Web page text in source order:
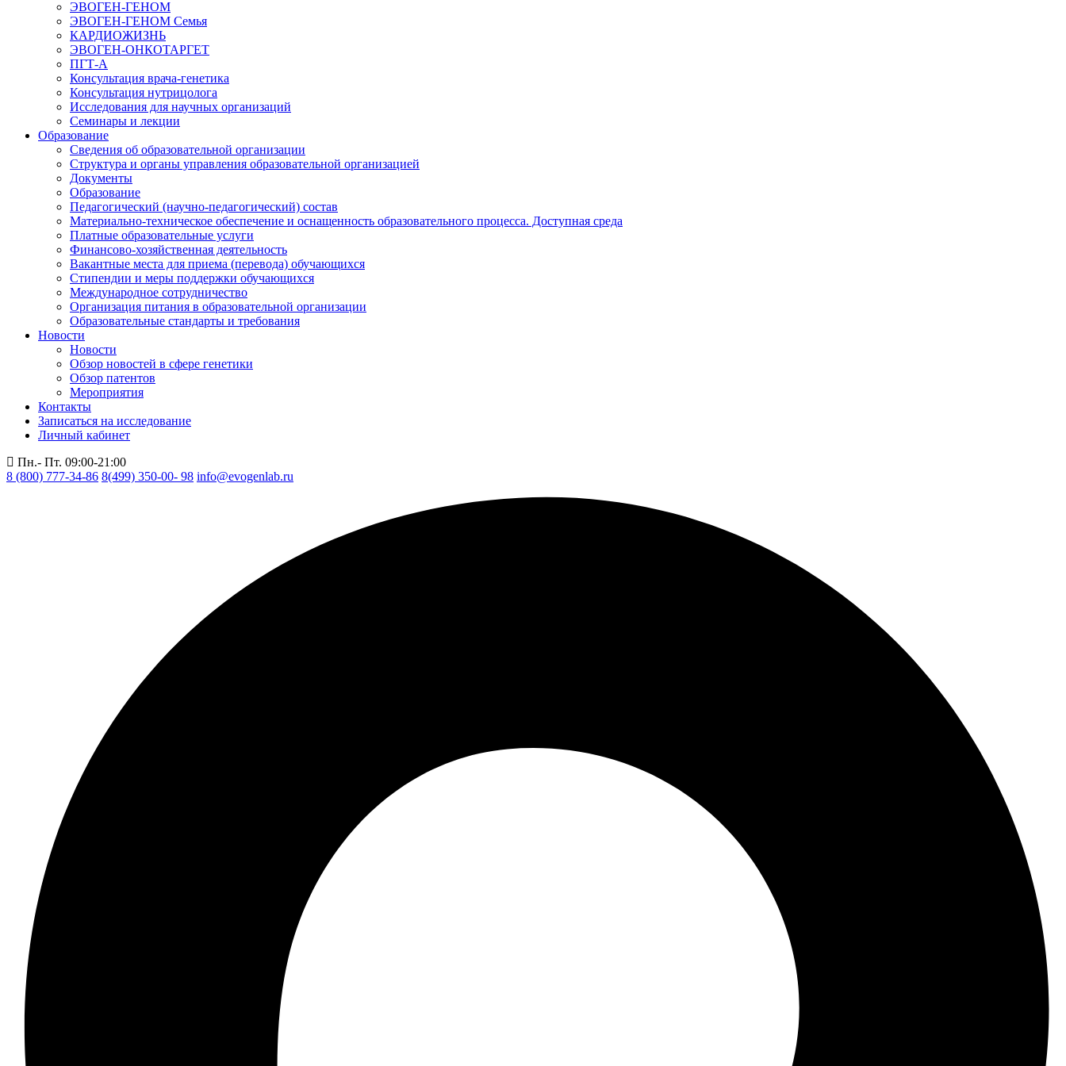
ЭВОГЕН-ГЕНОМ
ЭВОГЕН-ГЕНОМ Семья
КАРДИОЖИЗНЬ
ЭВОГЕН-ОНКОТАРГЕТ
ПГТ-А
Консультация врача-генетика
Консультация нутрицолога
Исследования для научных организаций
Семинары и лекции
Образование
Сведения об образовательной организации
Структура и органы управления образовательной организацией
Документы
Образование
Педагогический (научно-педагогический) состав
Материально-техническое обеспечение и оснащенность образовательного процесса. Доступная среда
Платные образовательные услуги
Финансово-хозяйственная деятельность
Вакантные места для приема (перевода) обучающихся
Стипендии и меры поддержки обучающихся
Международное сотрудничество
Организация питания в образовательной организации
Образовательные стандарты и требования
Новости
Новости
Обзор новостей в сфере генетики
Обзор патентов
Мероприятия
Контакты
Записаться на исследование
Личный кабинет
Пн.- Пт. 09:00-21:00
8 (800) 777-34-86 8(499) 350-00- 98 info@evogenlab.ru